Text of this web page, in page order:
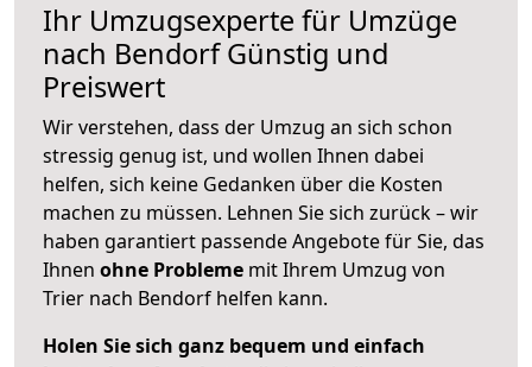
Ihr Umzugsexperte für Umzüge
nach BendorfGünstig und
Preiswert
Wir verstehen, dass der Umzug an sich schon
stressig genug ist, und wollen Ihnen dabei
helfen, sich keine Gedanken über die Kosten
machen zu müssen. Lehnen Sie sich zurück – wir
haben garantiert passende Angebote für Sie, das
Ihnen ohne Probleme mit Ihrem Umzug von
Trier nach Bendorf helfen kann.
Holen Sie sich ganz bequem und einfach